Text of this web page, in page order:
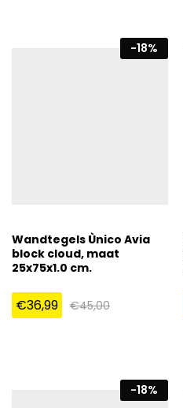
-18%
Wandtegels Ùnico Avia
block cloud, maat
25x75x1.0 cm.
€36,99 €45,00
-18%